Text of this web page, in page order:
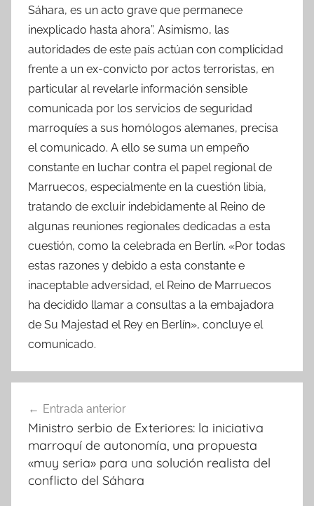
Sáhara, es un acto grave que permanece
inexplicado hasta ahora”. Asimismo, las
autoridades de este país actúan con complicidad
frente a un ex-convicto por actos terroristas, en
particular al revelarle información sensible
comunicada por los servicios de seguridad
marroquíes a sus homólogos alemanes, precisa
el comunicado. A ello se suma un empeño
constante en luchar contra el papel regional de
Marruecos, especialmente en la cuestión libia,
tratando de excluir indebidamente al Reino de
algunas reuniones regionales dedicadas a esta
cuestión, como la celebrada en Berlín. «Por todas
estas razones y debido a esta constante e
inaceptable adversidad, el Reino de Marruecos
ha decidido llamar a consultas a la embajadora
de Su Majestad el Rey en Berlín», concluye el
comunicado.
de
entradas
Entrada anterior
Ministro serbio de Exteriores: la iniciativa
marroquí de autonomía, una propuesta
«muy seria» para una solución realista del
conflicto del Sáhara